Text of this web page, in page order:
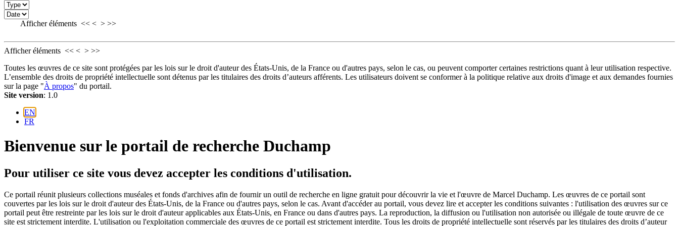
Afficher éléments << < > >>
Afficher éléments << < > >>
Toutes les œuvres de ce site sont protégées par les lois sur le droit d'auteur des États-Unis, de la France ou d'autres pays, selon le cas, ou peuvent comporter certaines restrictions quant à leur utilisation respective.
L’ensemble des droits de propriété intellectuelle sont détenus par les titulaires des droits d’auteurs afférents. Les utilisateurs doivent se conformer à la politique relative aux droits d'image et aux demandes fournies
sur la page "À propos" du portail.
Site version: 1.0
EN
FR
Bienvenue sur le portail de recherche Duchamp
Pour utiliser ce site vous devez accepter les conditions d'utilisation.
Ce portail réunit plusieurs collections muséales et fonds d'archives afin de fournir un outil de recherche en ligne gratuit pour découvrir la vie et l'œuvre de Marcel Duchamp. Les œuvres de ce portail sont
couvertes par les lois sur le droit d'auteur des États-Unis, de la France ou d'autres pays, selon le cas. Avant d'accéder au portail, vous devez lire et accepter les conditions suivantes : l'utilisation des œuvres sur ce
portail peut être restreinte par les lois sur le droit d'auteur applicables aux États-Unis, en France ou dans d'autres pays. La reproduction, la diffusion ou l'utilisation non autorisée ou illégale de toute œuvre de ce
site est strictement interdite. L'utilisation ou l'exploitation commerciale des œuvres de ce portail est strictement interdite. Tous les droits de propriété intellectuelle sont réservés par les titulaires des droits d’auteur